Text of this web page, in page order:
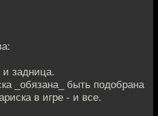
и задница.
_обязана_ быть подобрана
в игре - и все.